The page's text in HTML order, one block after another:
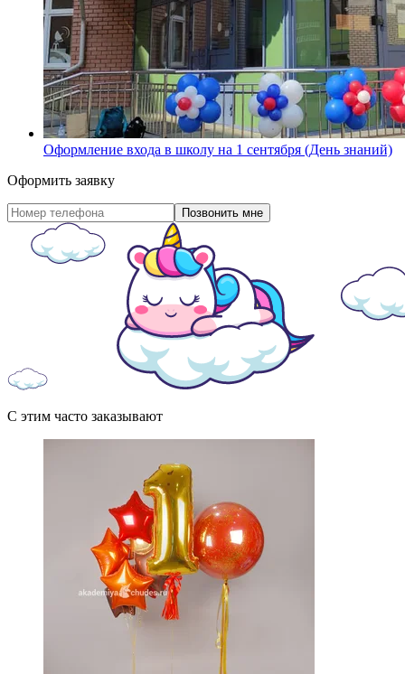
Оформление входа в школу на 1 сентября (День знаний)
Оформить заявку
Позвонить мне
С этим часто заказывают